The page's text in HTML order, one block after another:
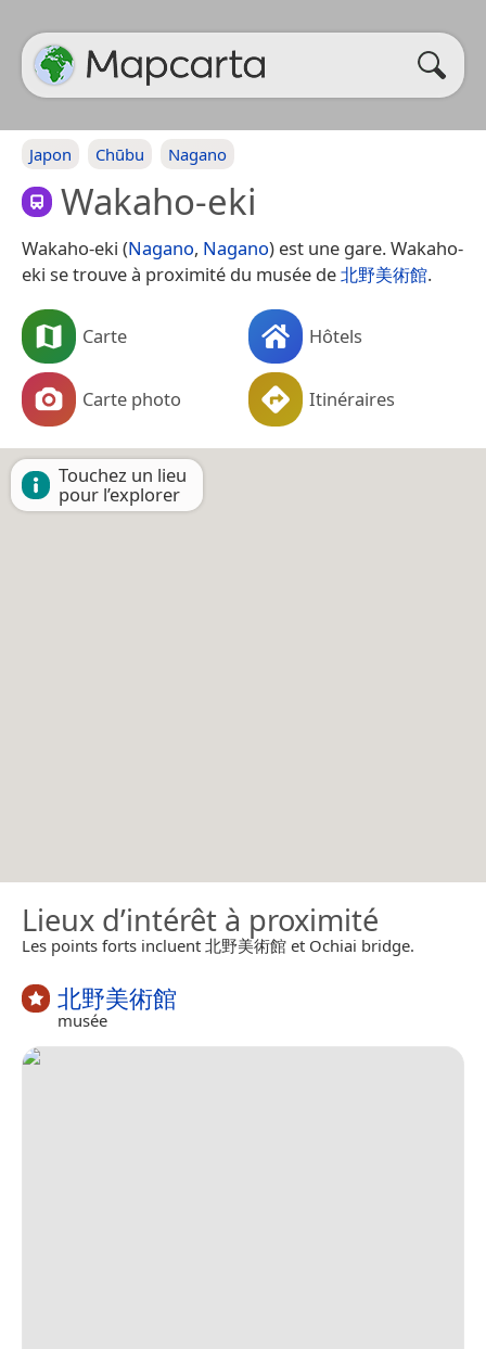
Japon Chūbu Nagano
Wakaho-eki
Wakaho-eki (Nagano, Nagano) est une gare. Wakaho-
eki se trouve à proximité du musée de北野美術館.
Carte Hôtels
Carte photo Itinéraires
Touchez un lieu
pour l’explorer
Lieux d’intérêt à proximité
Les points forts incluent 北野美術館 et Ochiai bridge.
北野美術館
musée